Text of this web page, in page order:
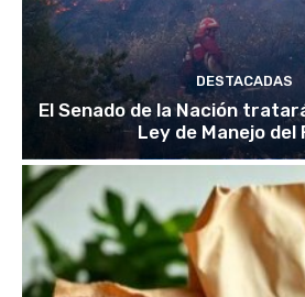
DESTACADAS
El Senado de la Nación
Ley de Manejo del